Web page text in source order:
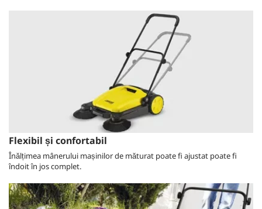
Flexibil și confortabil
Înălțimea mânerului mașinilor de măturat poate fi ajustat poate fi
îndoit în jos complet.